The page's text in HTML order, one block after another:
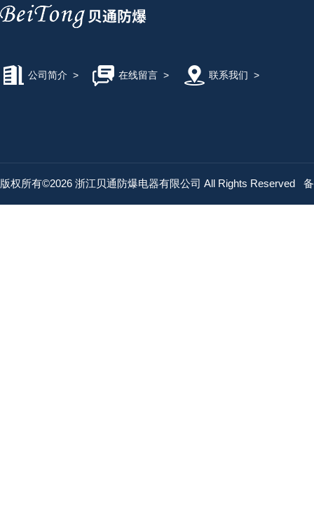
公司简介 > 在线留言> 联系我们 >
版权所有©2026 浙江贝通防爆电器有限公司 All Rights Reserved